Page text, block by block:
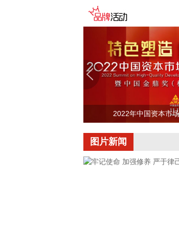
一博科技8月6日接受机构
司销售订单签单金额与去
增速整体上逐月提高，增
光模块、机器人及其他与
前三大客户中有两家主业
块领域的领军企业。从公
务订单每月呈较快增长态
满产，订单有所积压，相
司将结合订单增长的需求
好地满足客户需求。 从目
明显高于上半年，毛利率
2022年中国资本市
图片新闻